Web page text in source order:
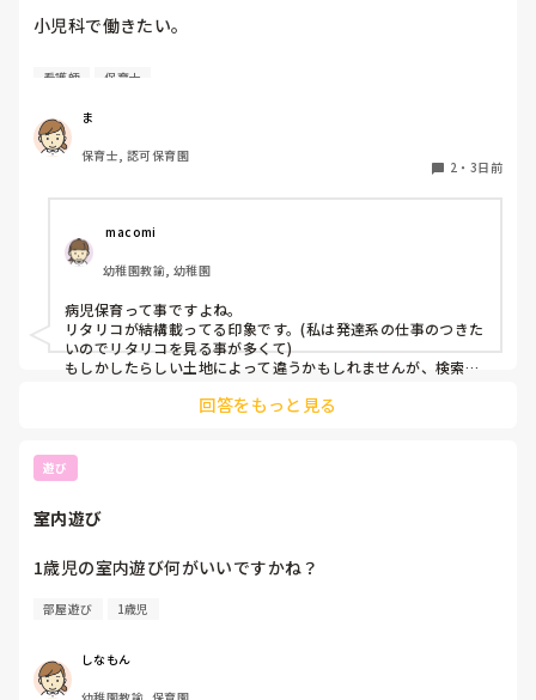
小児科で働きたい。
今は保育園勤務ですが、
本当は小児科で保育士として
働きたいです。
しかし、地方なのかそのような求人が
ほぼなく、ホームページなどもチェック
していますが見つかりません😭
もともと、看護師を目指していたのもあって、、
もちろん医療的なことができないのは
わかっていますが💦
看護師 保育士
ま
保育士, 認可保育園
2 ・ 3日前
macomi
幼稚園教諭, 幼稚園
病児保育って事ですよね。
リタリコが結構載ってる印象です。(私は発達系の仕事のつきた
いのでリタリコを見る事が多くて)
もしかしたらしい土地によって違うかもしれませんが、検索し
回答をもっと見る
遊び
室内遊び
1歳児の室内遊び何がいいですかね？
部屋遊び 1歳児
しなもん